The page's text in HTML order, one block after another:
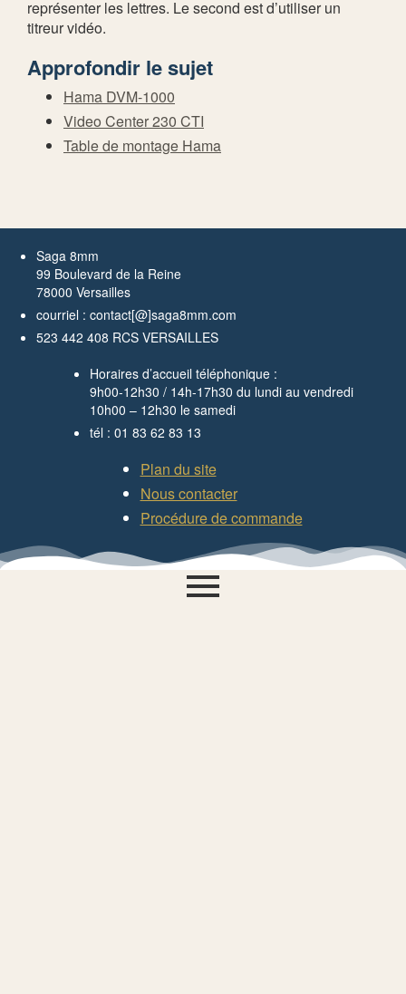
représenter les lettres. Le second est d’utiliser un
titreur vidéo.
Approfondir le sujet
Hama DVM-1000
Video Center 230 CTI
Table de montage Hama
Saga 8mm
99 Boulevard de la Reine
78000 Versailles
courriel : contact[@]saga8mm.com
523 442 408 RCS VERSAILLES
Horaires d’accueil téléphonique :
9h00-12h30 / 14h-17h30 du lundi au vendredi
10h00 – 12h30 le samedi
tél : 01 83 62 83 13
Plan du site
Nous contacter
Procédure de commande